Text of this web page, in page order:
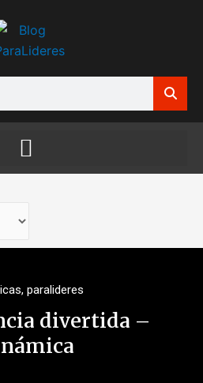
, paralideres
divertida –